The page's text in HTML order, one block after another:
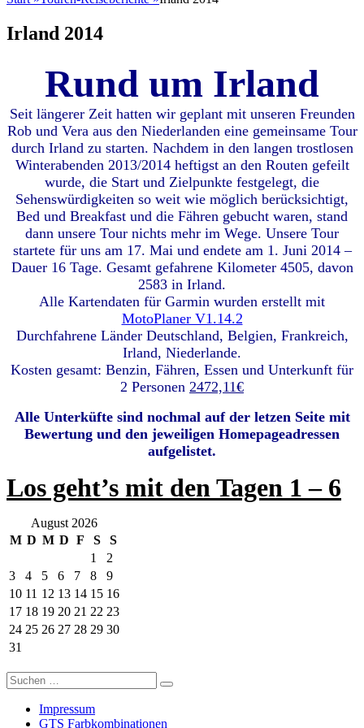
Irland 2014
Rund um Irland
Seit längerer Zeit hatten wir geplant mit unseren Freunden
Rob und Vera aus den Niederlanden eine gemeinsame Tour
durch Irland zu starten. Nachdem in den langen trostlosen
Winterabenden 2013/2014 heftigst an den Routen gefeilt
wurde, die Start und Zielpunkte festgelegt, die
Sehenswürdigkeiten so weit wie möglich berücksichtigt,
Bed und Breakfast und die Fähren gebucht waren, stand
dann unsere Tour nichts mehr im Wege. Unsere Tour
startete für uns am 17. Mai und endete am 1. Juni 2014 –
Dauer 16 Tage. Gesamt gefahrene Kilometer 4505, davon
2583 in Irland.
Alle Kartendaten für Garmin wurden erstellt mit
MotoPlaner V1.14.2
Durchfahrene Länder Deutschland, Belgien, Frankreich,
Irland, Niederlande.
Kosten gesamt: Benzin, Fähren, Essen und Unterkunft für
2 Personen 2472,11€
Alle Unterküfte sind nochmal auf der letzen Seite mit
Bewertung und den jeweiligen Homepageadressen
aufgelistet.
Los geht’s mit den Tagen 1 – 6
August 2026
M D M D F S
S
1
2
3
4 5 6 7 8
9
10 11 12 13 14 15 16
17 18 19 20 21 22 23
24 25 26 27 28 29 30
31
Suchen
nach:
Suchen
Impressum
GTS Farbkombinationen